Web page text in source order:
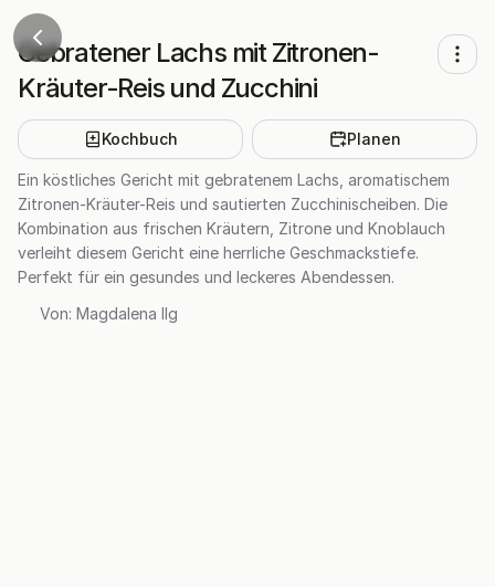
Gebratener Lachs mit Zitronen-
Kräuter-Reis und Zucchini
Kochbuch Planen
Ein köstliches Gericht mit gebratenem Lachs, aromatischem
Zitronen-Kräuter-Reis und sautierten Zucchinischeiben. Die
Kombination aus frischen Kräutern, Zitrone und Knoblauch
verleiht diesem Gericht eine herrliche Geschmackstiefe.
Perfekt für ein gesundes und leckeres Abendessen.
Von: Magdalena Ilg